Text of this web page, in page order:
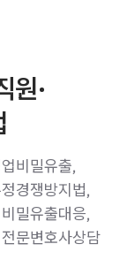
원·
비밀유출,
경쟁방지법,
밀유출대응,
문변호사상담